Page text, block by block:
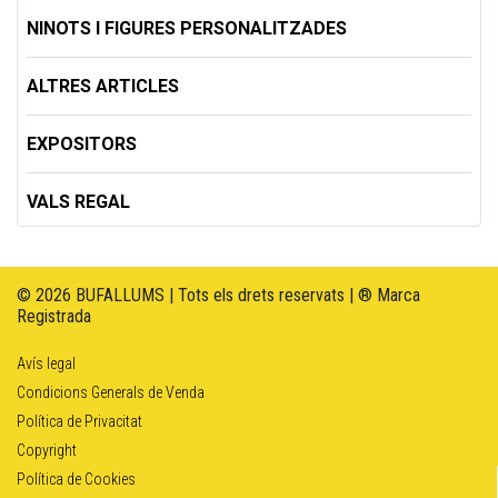
NINOTS I FIGURES PERSONALITZADES
ALTRES ARTICLES
EXPOSITORS
VALS REGAL
© 2026 BUFALLUMS | Tots els drets reservats | ® Marca
Registrada
Avís legal
Condicions Generals de Venda
Política de Privacitat
Copyright
Política de Cookies